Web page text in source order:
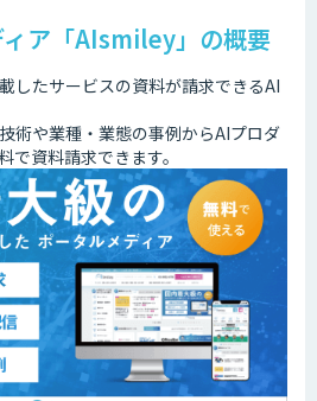
ア「AIsmiley」の概要
したサービスの資料が請求できるAI
術や業種・業態の事例からAIプロダ
で資料請求できます。